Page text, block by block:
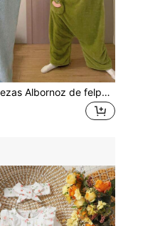
1 pieza/2 piezas Albornoz de felpa de coral premium divertido, adecuado para juegos de rol y ocio de lujo, ropa de dormir unisex